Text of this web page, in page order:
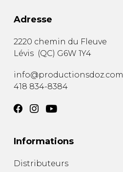
Adresse
2220 chemin du Fleuve
Lévis (QC) G6W 1Y4
info@productionsdoz.com
418 834-8384
Informations
Distributeurs